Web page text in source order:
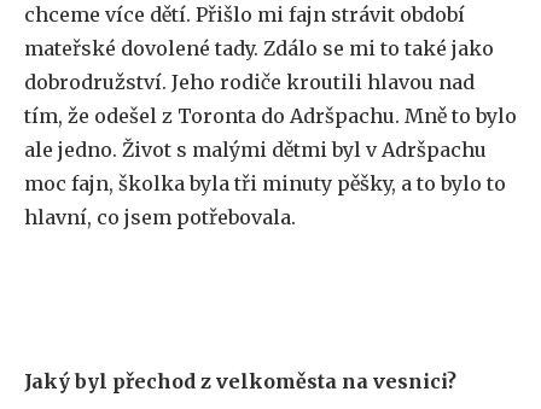
chceme více dětí. Přišlo mi fajn strávit období
mateřské dovolené tady. Zdálo se mi to také jako
dobrodružství. Jeho rodiče kroutili hlavou nad
tím, že odešel z Toronta do Adršpachu. Mně to bylo
ale jedno. Život s malými dětmi byl v Adršpachu
moc fajn, školka byla tři minuty pěšky, a to bylo to
hlavní, co jsem potřebovala.
Jaký byl přechod z velkoměsta na vesnici?